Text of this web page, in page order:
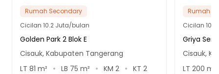
Rumah Secondary
Cicilan 10.2 Juta/bulan
Golden Park 2 Blok E
Cisauk, Kabupaten Tangerang
LT 81 m² LB 75 m² KM 2 KT 2
Rumah
Cicilan
Griya
Cisauk,
LT 200 m²